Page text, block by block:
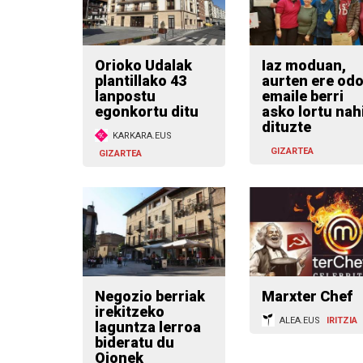
Orioko Udalak
plantillako 43
lanpostu
egonkortu ditu
KARKARA.EUS
GIZARTEA
Iaz moduan,
aurten ere
emaile berri
asko lortu
dituzte
GIZARTEA
Negozio berriak
irekitzeko
laguntza lerroa
bideratu du
Oionek
Marxter Chef
ALEA.EUS IRITZIA